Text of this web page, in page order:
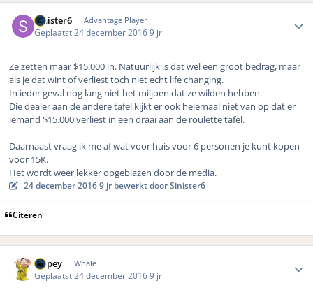
Sinister6 Advantage Player
Geplaatst 24 december 20169 jr
Ze zetten maar $15.000 in. Natuurlijk is dat wel een groot bedrag, maar
als je dat wint of verliest toch niet echt life changing.
In ieder geval nog lang niet het miljoen dat ze wilden hebben.
Die dealer aan de andere tafel kijkt er ook helemaal niet van op dat er
iemand $15.000 verliest in een draai aan de roulette tafel.
Daarnaast vraag ik me af wat voor huis voor 6 personen je kunt kopen
voor 15K.
Het wordt weer lekker opgeblazen door de media.
24 december 20169 jr bewerkt door Sinister6
Citeren
Dopey Whale
Geplaatst 24 december 20169 jr